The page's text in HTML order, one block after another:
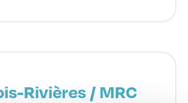
Rivières / MRC